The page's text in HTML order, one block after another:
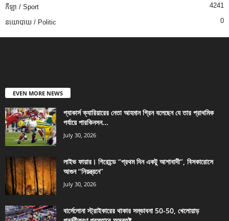
កីឡា / Sport 4241
នយោបាយ / Politic 0
EVEN MORE NEWS
প্যাকার্স ক্যারিয়ারের নেতা আহমান গ্রিন বলেছেন যে তার প্রাথমিক
পর্যায়ে পারকিনসন...
July 30, 2026
লাইভ ফায়ার। গিরোন্ডে “প্রথম দিন একটু আশাবাদী”, বিসকারোসে
আগুন “নিয়ন্ত্রনে”
July 30, 2026
বার্সেলোনা স্ট্রাইকারের থাকার সম্ভাবনা 50-50, খেলোয়াড়